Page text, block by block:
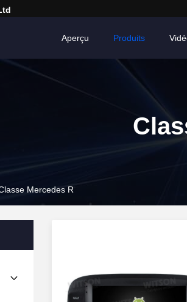
Aperçu Produits
Mercedes R